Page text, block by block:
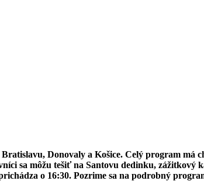
Donovaly a Košice. Celý program
sa môžu tešiť na Santovu dedinku, zážitkový
o 16:30. Pozrime sa na podrobný